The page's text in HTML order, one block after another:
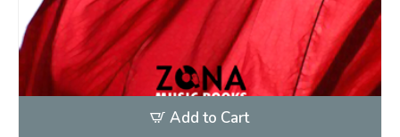
Add to Cart